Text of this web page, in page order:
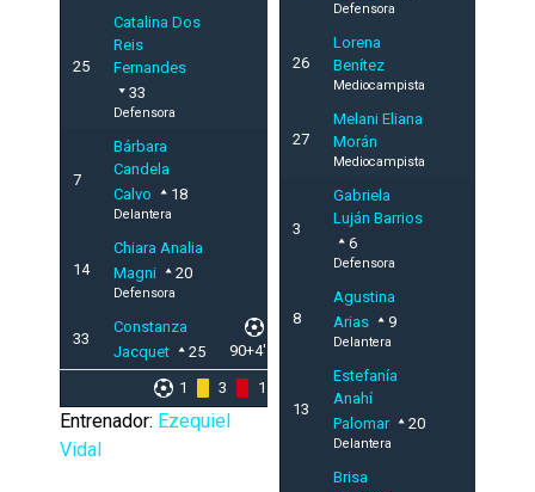
25
Catalina Dos
Reis
Fernandes
33
Defensora
7
Bárbara
Candela
Calvo
18
Delantera
14
Chiara Analia
Magni
20
Defensora
33
Constanza
Jacquet
25 90+4'
1 3 1
Entrenador: Ezequiel
Vidal
Defensora
26
Lorena
Benítez
Mediocampista
27
Melani Eliana
Morán
Mediocampista
3
Gabriela
Luján Barrios
6
Defensora
8
Agustina
Arias
9
Delantera
13
Estefanía
Anahí
Palomar
20
Delantera
Brisa